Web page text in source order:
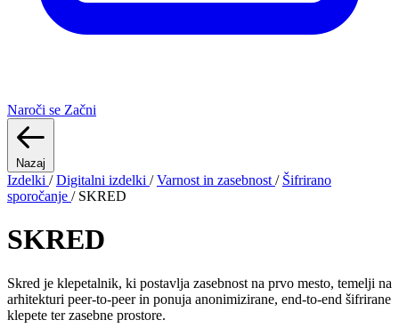
Naroči se Začni
Nazaj
Izdelki / Digitalni izdelki / Varnost in zasebnost / Šifrirano
sporočanje / SKRED
SKRED
Skred je klepetalnik, ki postavlja zasebnost na prvo mesto, temelji na
arhitekturi peer-to-peer in ponuja anonimizirane, end-to-end šifrirane
klepete ter zasebne prostore.